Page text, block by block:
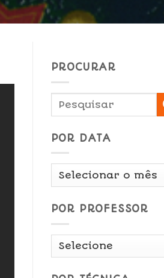
PROCURAR
POR DATA
Por
POR PROFESSOR